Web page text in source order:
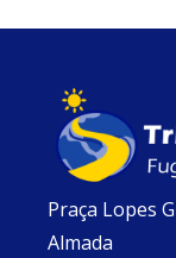
Praça Lopes
Almada